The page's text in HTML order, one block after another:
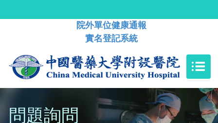
院外單位健康通報
實名登記系統
問題詢問